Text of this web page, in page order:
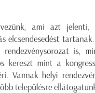
ami azt
elcsendesedést
is,
kereszt mint a
Vannak helyi
településre